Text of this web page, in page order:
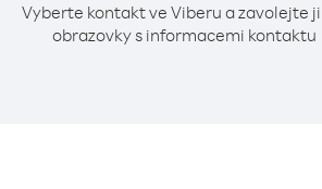
Vyberte kontakt ve Viberu a zavolejte
obrazovky s informacemi kontaktu